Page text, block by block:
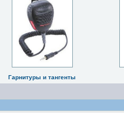
Гарнитуры и тангенты